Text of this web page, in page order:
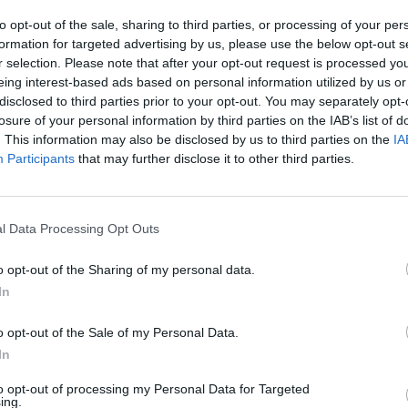
opt-out of the sale, sharing to third parties, or processing of your
for targeted advertising by us, please use the below opt-out
selection. Please note that after your opt-out request is processed
interest-based ads based on personal information utilized by us
to third parties prior to your opt-out. You may separately
of your personal information by third parties on the IAB’s list of
This information may also be disclosed by us to third parties on the
Participants that may further disclose it to other third parties.
Data Processing Opt Outs
opt-out of the Sharing of my personal data.
opt-out of the Sale of my Personal Data.
opt-out of processing my Personal Data for Targeted
qenë gjithmonë e qartë se vendimi i Kosovës për
sipas Marrëveshjeve të Dialogut për lëvizjen Lirë
kohë e mjaftueshme zbatimit të këtij plani, si
me qytetarët e prekur dhe në përputhje praktikat
lëvizjes së lirë nga viti 2016 përfshinin afate
që nga fillimi i këtij procesi, ne i kemi
12 mujore për riregjistrimin. Duke ndjekur të njëjtin
që të shtyjë afatin ekzistues për 10 muaj. Kjo
më thelbësore dhe gjithëpërfshirëse me
që të gjithë serbëve të Kosovës në veri t’u
të shmanget përshkallëzimi i tensioneve dhe,
e një rëndësie të veçantë në kontekstin aktual